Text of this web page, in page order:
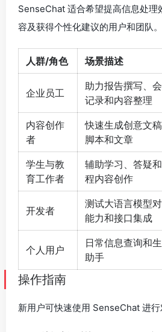
SenseChat 适合希望提高信息处理
容及获得个性化建议的用户和团队。
人群/角色 场景描述
企业员工
助力报告撰写、
记录和内容整理
内容创作
者
快速生成创意文稿
脚本和文章
学生与教
育工作者
辅助学习、答疑
程内容创作
开发者
测试大语言模型
能力和接口集成
个人用户
日常信息查询和
助手
操作指南
新用户可快速使用 SenseChat 进行